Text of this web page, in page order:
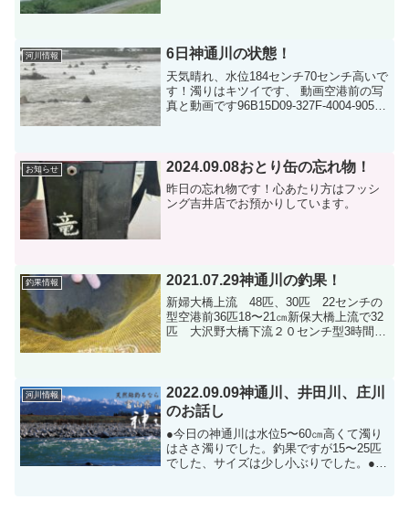
の話しでは、小...
河川情報 6日神通川の状態！
天気晴れ、水位184センチ70センチ高いで
す！濁りはキツイです、 動画空港前の写
真と動画です96B15D09-327F-4004-905F-
お知らせ 2024.09.08おとり缶の忘れ物！
昨日の忘れ物です！心あたり方はフッシ
ング吉井店でお預かりしています。
釣果情報 2021.07.29神通川の釣果！
新婦大橋上流 48匹、30匹 22センチの
型空港前36匹18〜21㎝新保大橋上流で32
匹 大沢野大橋下流２０センチ型3時間で
竿が...
河川情報
2022.09.09神通川、井田川、庄川
のお話し
●今日の神通川は水位5〜60㎝高くて濁り
はささ濁りでした。釣果ですが15〜25匹
でした、サイズは少し小ぶりでした。●井